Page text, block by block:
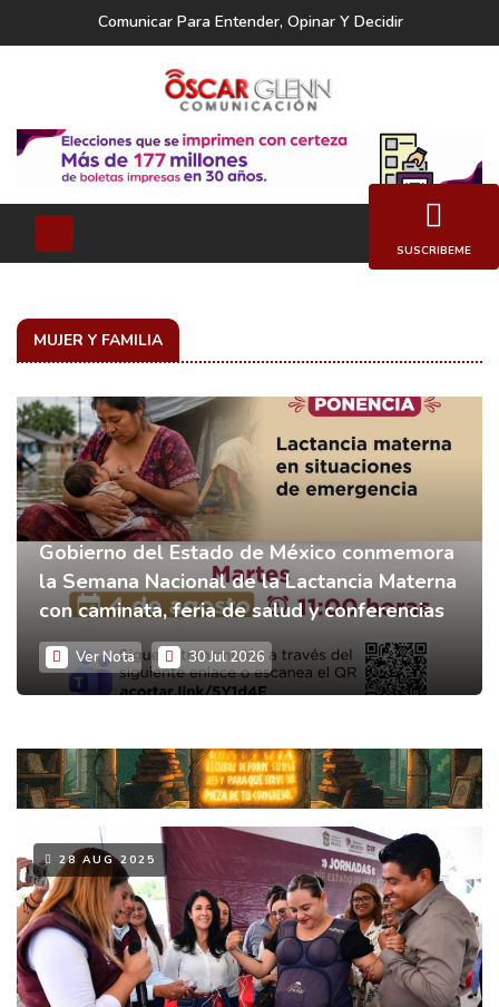
Comunicar Para Entender, Opinar Y Decidir
MUJER Y FAMILIA
Gobierno del Estado de México conmemora
la Semana Nacional de la Lactancia Materna
con caminata, feria de salud y conferencias
Ver Nota 30 Jul 2026
28 AUG 2025
SUSCRIBEME